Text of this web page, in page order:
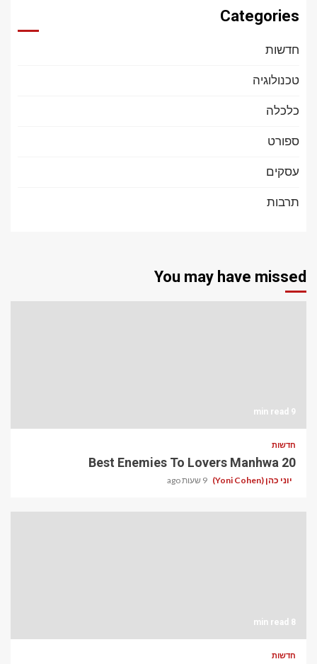
Categories
חדשות
טכנולוגיה
כלכלה
ספורט
עסקים
תרבות
You may have missed
9 min read
חדשות
20 Best Enemies To Lovers Manhwa
יוני כהן (Yoni Cohen) 9 שעות ago
8 min read
חדשות